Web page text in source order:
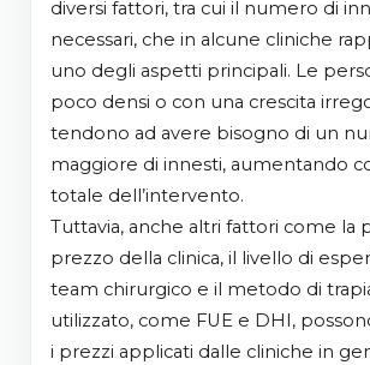
diversi fattori, tra cui il numero di
necessari, che in alcune cliniche
uno degli aspetti principali. Le
poco densi o con una crescita
tendono ad avere bisogno di un
maggiore di innesti, aumentando
totale dell’intervento.
Tuttavia, anche altri fattori come la
prezzo della clinica, il livello di
team chirurgico e il metodo di
utilizzato, come FUE e DHI,
i prezzi applicati dalle cliniche in